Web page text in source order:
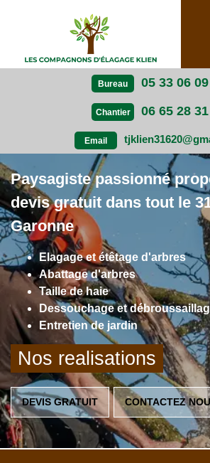
Bureau 05 33 06
Chantier 06 65 28
Email
Paysagiste passionné
devis gratuit dans tout le
Garonne
Elagage et étêtage d'arbres
Abattage d'arbres
Taille de haie
Dessouchage et
Entretien de jardin
Nos realisations
DEVIS GRATUIT CONTACTEZ